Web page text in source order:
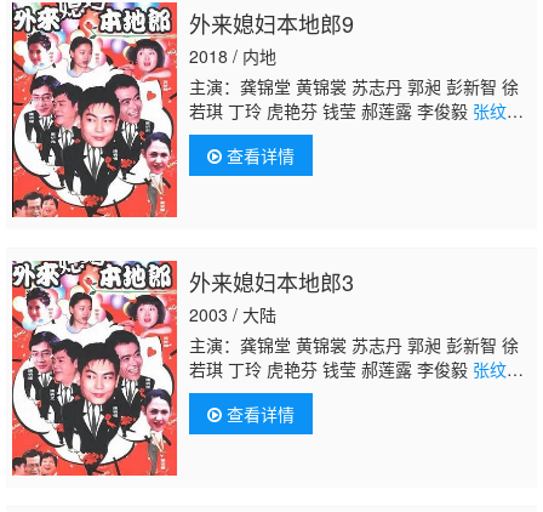
外来媳妇本地郎9
2018 / 内地
主演：龚锦堂 黄锦裳 苏志丹 郭昶 彭新智 徐
若琪 丁玲 虎艳芬 钱莹 郝莲露 李俊毅 张纹
博何文茵 王辰 谢恩 毛琳 林星云 卢海潮 卢秋
萍 马小倩 陈坚雄 黄俊英 舒力生 吴苏妹 张和
平 邝祖乐 刘涛 周小镔 黄慧颐 潘结
查看详情
外来媳妇本地郎3
2003 / 大陆
主演：龚锦堂 黄锦裳 苏志丹 郭昶 彭新智 徐
若琪 丁玲 虎艳芬 钱莹 郝莲露 李俊毅 张纹
博何文茵 王辰 谢恩 毛琳 林星云 卢海潮 卢秋
萍 马小倩 陈坚雄 黄俊英 舒力生 吴苏妹 张和
平 邝祖乐 刘涛 周小镔 黄慧颐 潘结
查看详情